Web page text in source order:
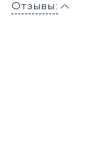
Отзывы: